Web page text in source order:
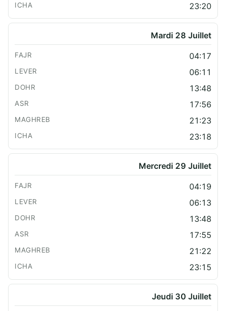
23:20
Mardi 28 Juillet
04:17
06:11
13:48
17:56
21:23
23:18
Mercredi 29 Juillet
04:19
06:13
13:48
17:55
21:22
23:15
Jeudi 30 Juillet